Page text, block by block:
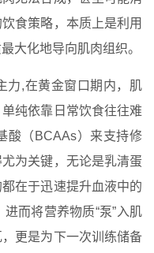
食策略，本质上是利用
大化地导向肌肉组织。
力,在黄金窗口期内，肌
纯依靠日常饮食往往难
酸（BCAAs）来支持修
为关键，无论是乳清蛋
在于迅速提升血液中的
而将营养物质“泵”入肌
更是为下一次训练储备